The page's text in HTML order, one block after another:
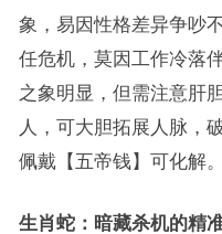
象，易因性格差异争吵
任危机，莫因工作冷落
之象明显，但需注意肝
人，可大胆拓展人脉，
佩戴【五帝钱】可化解。
生肖蛇：暗藏杀机的精